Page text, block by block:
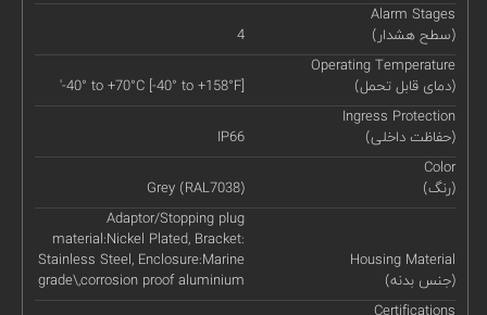
Alarm Stages
(سطح هشدار)
4
Operating Temperature
(دمای قابل تحمل)
'-40° to +70°C [-40° to +158°F]
Ingress Protection
(حفاظت داخلی)
IP66
Color
(رنگ)
Grey (RAL7038)
Housing Material
(جنس بدنه)
Adaptor/Stopping plug
material:Nickel Plated, Bracket:
Stainless Steel, Enclosure:Marine
grade\,corrosion proof aluminium